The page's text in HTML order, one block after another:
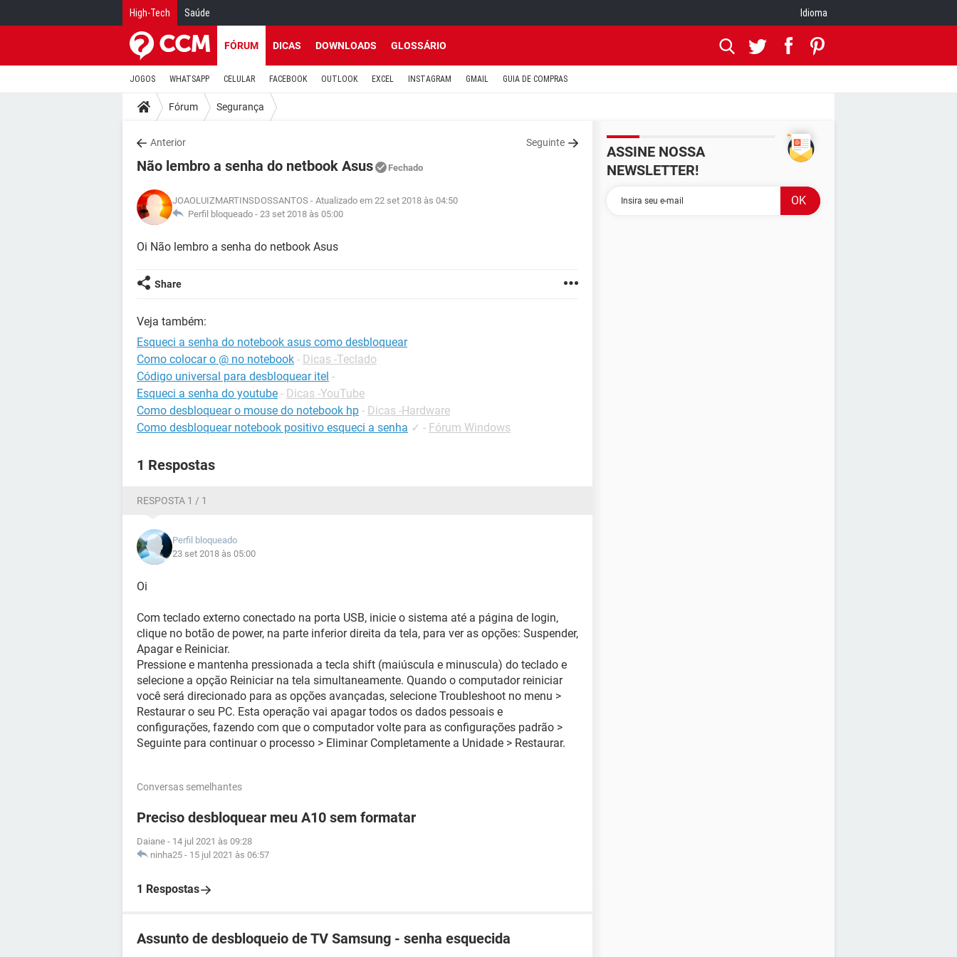
High-Tech Saúde Idioma
FÓRUM DICAS DOWNLOADS GLOSSÁRIO
JOGOS WHATSAPP CELULAR FACEBOOK OUTLOOK EXCEL INSTAGRAM GMAIL GUIA DE COMPRAS
Fórum Segurança
Anterior Seguinte
Não lembro a senha do netbook Asus Fechado
JOAOLUIZMARTINSDOSSANTOS - Atualizado em 22 set 2018 às 04:50
Perfil bloqueado - 23 set 2018 às 05:00
Oi Não lembro a senha do netbook Asus
Share
Veja também:
Esqueci a senha do notebook asus como desbloquear
Como colocar o @ no notebook - Dicas -Teclado
Código universal para desbloquear itel -
Esqueci a senha do youtube - Dicas -YouTube
Como desbloquear o mouse do notebook hp - Dicas -Hardware
Como desbloquear notebook positivo esqueci a senha ✓ - Fórum Windows
1 Respostas
RESPOSTA 1 / 1
Perfil bloqueado
23 set 2018 às 05:00
Oi
Com teclado externo conectado na porta USB, inicie o sistema até a página de login,
clique no botão de power, na parte inferior direita da tela, para ver as opções: Suspender,
Apagar e Reiniciar.
Pressione e mantenha pressionada a tecla shift (maiúscula e minuscula) do teclado e
selecione a opção Reiniciar na tela simultaneamente. Quando o computador reiniciar
você será direcionado para as opções avançadas, selecione Troubleshoot no menu >
Restaurar o seu PC. Esta operação vai apagar todos os dados pessoais e
configurações, fazendo com que o computador volte para as configurações padrão >
Seguinte para continuar o processo > Eliminar Completamente a Unidade > Restaurar.
Conversas semelhantes
Preciso desbloquear meu A10 sem formatar
Daiane - 14 jul 2021 às 09:28
ninha25 - 15 jul 2021 às 06:57
1 Respostas
Assunto de desbloqueio de TV Samsung - senha esquecida
ASSINE NOSSA
NEWSLETTER!